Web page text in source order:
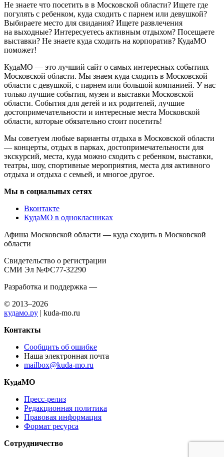
Не знаете что посетить в в Московской области? Ищете где
погулять с ребенком, куда сходить с парнем или девушкой?
Выбираете место для свидания? Ищете развлечения
на выходные? Интересуетесь активным отдыхом? Посещаете
выставки? Не знаете куда сходить на корпоратив? КудаМО
поможет!
КудаМО — это лучший сайт о самых интересных событиях
Московской области. Мы знаем куда сходить в Московской
области с девушкой, с парнем или большой компанией. У нас
только лучшие события, музеи и выставки Московской
области. События для детей и их родителей, лучшие
достопримечательности и интересные места Московской
области, которые обязательно стоит посетить!
Мы советуем любые варианты отдыха в Московской области
— концерты, отдых в парках, достопримечательности для
экскурсий, места, куда можно сходить с ребенком, выставки,
театры, шоу, спортивные мероприятия, места для активного
отдыха и отдыха с семьей, и многое другое.
Мы в социальных сетях
Вконтакте
КудаМО в однокласниках
Афиша Московской области — куда сходить в Московской
области
Свидетельство о регистрации
СМИ Эл №ФС77-32290
Разработка и поддержка —
© 2013–2026
кудамо.ру | kuda-mo.ru
Контакты
Сообщить об ошибке
Наша электронная почта
mailbox@kuda-mo.ru
КудаМО
Пресс-релиз
Редакционная политика
Правовая информация
Формат ресурса
Сотрудничество